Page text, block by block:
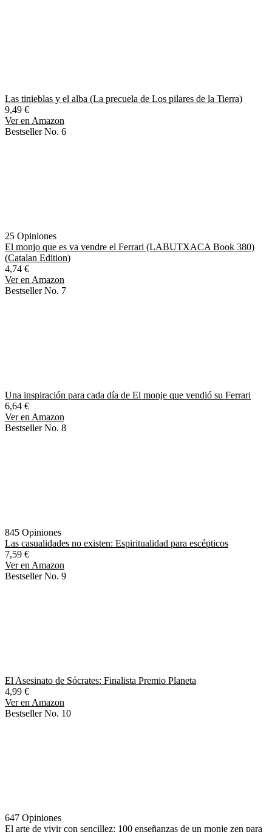
Las tinieblas y el alba (La precuela de Los pilares de la Tierra)
9,49 €
Ver en Amazon
Bestseller No. 6
25 Opiniones
El monjo que es va vendre el Ferrari (LABUTXACA Book 380)
(Catalan Edition)
4,74 €
Ver en Amazon
Bestseller No. 7
Una inspiración para cada día de El monje que vendió su Ferrari
6,64 €
Ver en Amazon
Bestseller No. 8
845 Opiniones
Las casualidades no existen: Espiritualidad para escépticos
7,59 €
Ver en Amazon
Bestseller No. 9
El Asesinato de Sócrates: Finalista Premio Planeta
4,99 €
Ver en Amazon
Bestseller No. 10
647 Opiniones
El arte de vivir con sencillez: 100 enseñanzas de un monje zen para